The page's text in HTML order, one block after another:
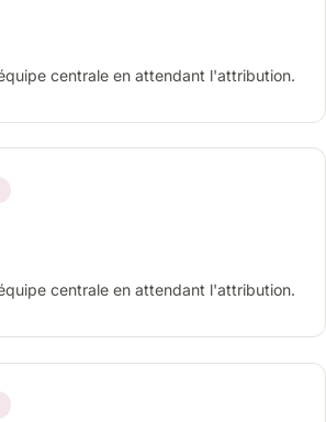
centrale en attendant l'attribution.
centrale en attendant l'attribution.